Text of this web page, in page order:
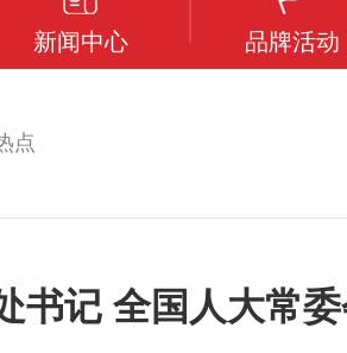
新闻中心 品牌活动
点
书记 全国人大常